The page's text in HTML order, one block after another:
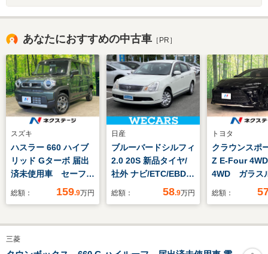
あなたにおすすめの中古車 ［PR］
スズキ
ハスラー 660 ハイブ
リッド Gターボ 届出
済未使用車 セーフテ
ィサポート レーダー
能 車線逸脱警報
LEDヘッドライト オ
総額： 159.9万円
日産
ブルーバードシルフィ
2.0 20S 新品タイヤ/
社外 ナビ/ETC/EBD付
ABS/エアバッグ 運転
ーレスエントリー/オ
総額： 58.9万円
トヨタ
クラウンスポ
Z E-Four 4WD
4WD ガラス
フ モデリス
ジタルインナ
総額：
三菱